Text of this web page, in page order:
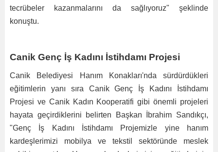
tecrübeler kazanmalarını da sağlıyoruz" şeklinde
konuştu.
Canik Genç İş Kadını İstihdamı Projesi
Canik Belediyesi Hanım Konakları'nda sürdürdükleri
eğitimlerin yanı sıra Canik Genç İş Kadını İstihdamı
Projesi ve Canik Kadın Kooperatifi gibi önemli projeleri
hayata geçirdiklerini belirten Başkan İbrahim Sandıkçı,
"Genç İş Kadını İstihdamı Projemizle yine hanım
kardeşlerimizi mobilya ve tekstil sektöründe meslek